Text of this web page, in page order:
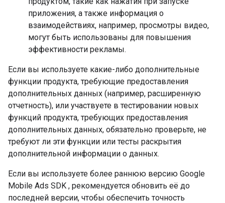
приложения, а также информация о
взаимодействиях, например, просмотры видео,
могут быть использованы для повышения
эффективности рекламы.
Если вы используете какие-либо дополнительные
функции продукта, требующие предоставления
дополнительных данных (например, расширенную
отчетность), или участвуете в тестировании новых
функций продукта, требующих предоставления
дополнительных данных, обязательно проверьте, не
требуют ли эти функции или тесты раскрытия
дополнительной информации о данных.
Если вы используете более раннюю версию Google
Mobile Ads SDK , рекомендуется обновить её до
последней версии, чтобы обеспечить точность